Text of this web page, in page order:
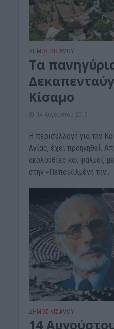
ΔΉΜΟΣ ΚΙΣΆΜΟΥ
Τα
Κίσαμο
14 Αυγούστου 2019
Η περισυλλογή για την
Αγίας, έχει προηγηθεί.
ακολουθίες και ψαλμοί,
στην «Πεποικιλμένη την...
ΔΉΜΟΣ ΚΙΣΆΜΟΥ
14